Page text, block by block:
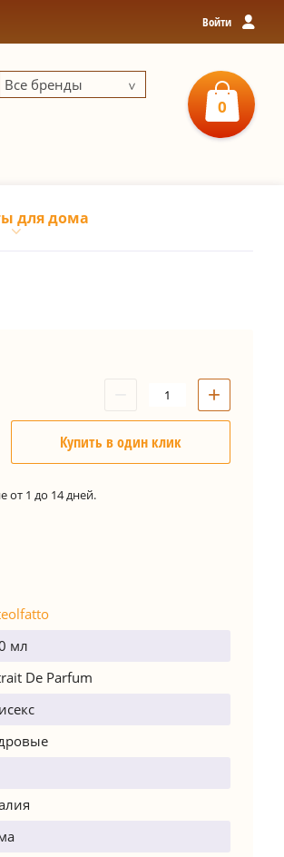
Войти
Все бренды
0
для дома
+
Купить в один клик
от 1 до 14 дней.
мл
De Parfum